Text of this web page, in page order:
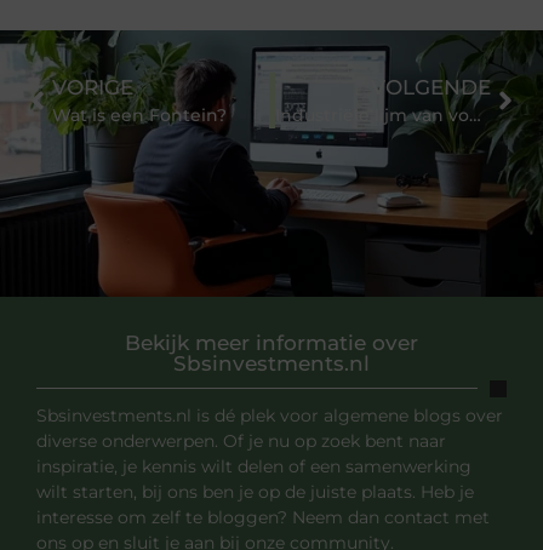
Bekijk meer informatie over
Sbsinvestments.nl
Sbsinvestments.nl is dé plek voor algemene blogs over
diverse onderwerpen. Of je nu op zoek bent naar
inspiratie, je kennis wilt delen of een samenwerking
wilt starten, bij ons ben je op de juiste plaats. Heb je
interesse om zelf te bloggen? Neem dan contact met
ons op en sluit je aan bij onze community.
VORIGE
Wat is een Fontein?
VOLGENDE
Industriële lijm van vooraanstaande producenten koop je hier